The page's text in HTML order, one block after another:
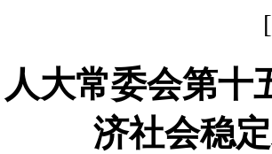
[
人大常委会第十
济社会稳